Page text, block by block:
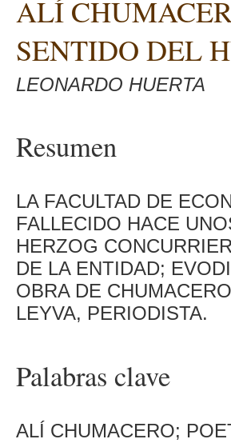
ALÍ
SENTIDO DEL
LEONARDO HUERTA
Resumen
LA FACULTAD DE
FALLECIDO HACE
HERZOG
DE LA ENTIDAD;
OBRA DE
LEYVA, PERIODISTA.
Palabras clave
ALÍ CHUMACERO;